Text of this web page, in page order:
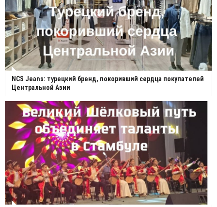
NCS Jeans: турецкий бренд, покоривший сердца покупателей
Центральной Азии